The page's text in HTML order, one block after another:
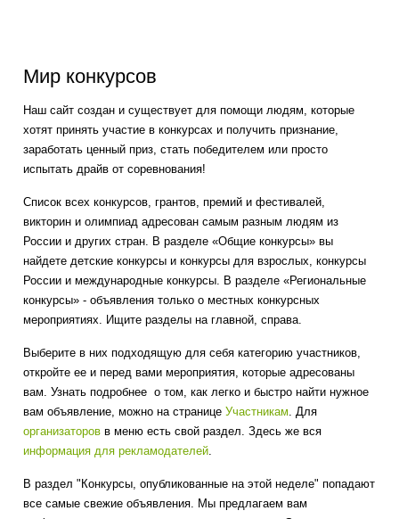
Мир конкурсов
Наш сайт создан и существует для помощи людям, которые
хотят принять участие в конкурсах и получить признание,
заработать ценный приз, стать победителем или просто
испытать драйв от соревнования!
Список всех конкурсов, грантов, премий и фестивалей,
викторин и олимпиад адресован самым разным людям из
России и других стран. В разделе «Общие конкурсы» вы
найдете детские конкурсы и конкурсы для взрослых, конкурсы
России и международные конкурсы. В разделе «Региональные
конкурсы» - объявления только о местных конкурсных
мероприятиях. Ищите разделы на главной, справа.
Выберите в них подходящую для себя категорию участников,
откройте ее и перед вами мероприятия, которые адресованы
вам. Узнать подробнее о том, как легко и быстро найти нужное
вам объявление, можно на страницеУчастникам. Для
организаторов в меню есть свой раздел. Здесь же вся
информация для рекламодателей.
В раздел "Конкурсы, опубликованные на этой неделе" попадают
все самые свежие объявления. Мы предлагаем вам